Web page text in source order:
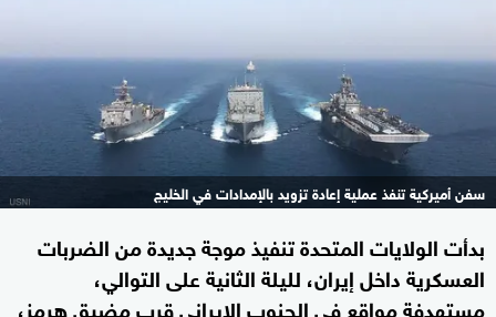
سفن أميركية تنفذ عملية إعادة تزويد بالإمدادات في الخليج
بدأت الولايات المتحدة تنفيذ موجة جديدة من الضربات
العسكرية داخل إيران، لليلة الثانية على التوالي،
مستهدفة مواقع في الجنوب الإيراني قرب مضيق هرمز،